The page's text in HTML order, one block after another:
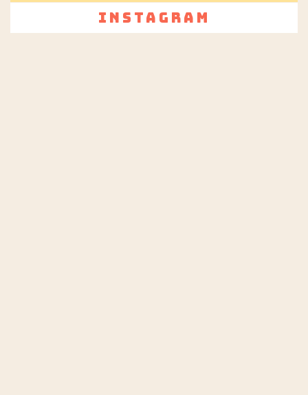
Instagram